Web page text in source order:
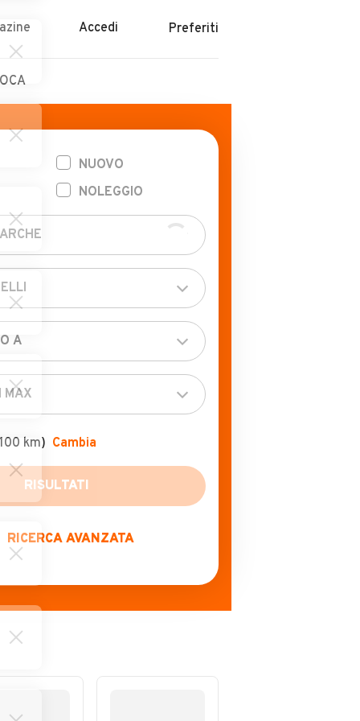
Accedi Preferiti
NUOVO
NOLEGGIO
km) Cambia
RICERCA AVANZATA